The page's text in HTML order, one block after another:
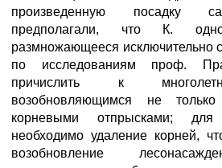
произведенную посадку
предполагали, что К.
размножающееся исключительно
по исследованиям проф.
причислить к
возобновляющимся не
корневыми отпрысками; для
необходимо удаление корней,
возобновление